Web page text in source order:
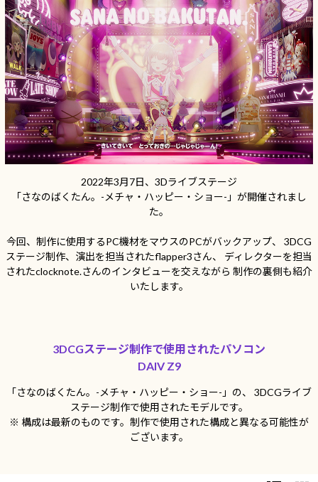
2022年3月7日、3Dライブステージ
「さなのばくたん。-メチャ・ハッピー・ショー-」が開催されまし
た。
今回、制作に使用するPC機材をマウスのPCがバックアップ、
3DCG
ステージ制作、演出を担当されたflapper3さん、
ディレクターを担当
されたclocknote.さんのインタビューを交えながら 制作の裏側も紹介
いたします。
3DCGステージ制作で使用されたパソコン
DAIV Z9
「さなのばくたん。-メチャ・ハッピー・ショー-」の、
3DCGライブ
ステージ制作で使用されたモデルです。
※ 構成は最新のものです。制作で使用された構成と異なる可能性が
ございます。